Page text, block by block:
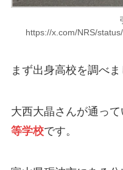
https://x.com/NRS/
まず出身高校を調べま
大西大晶さんが通っ
等学校です。